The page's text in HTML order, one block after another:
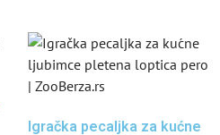
Igračka pecaljka za kućne